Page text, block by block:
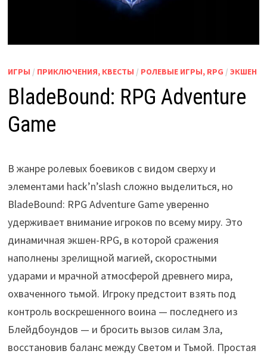
ИГРЫ / ПРИКЛЮЧЕНИЯ, КВЕСТЫ / РОЛЕВЫЕ ИГРЫ, RPG /ЭКШЕН
BladeBound: RPG Adventure
Game
В жанре ролевых боевиков с видом сверху и
элементами hack’n’slash сложно выделиться, но
BladeBound: RPG Adventure Game уверенно
удерживает внимание игроков по всему миру. Это
динамичная экшен-RPG, в которой сражения
наполнены зрелищной магией, скоростными
ударами и мрачной атмосферой древнего мира,
охваченного тьмой. Игроку предстоит взять под
контроль воскрешенного воина — последнего из
Блейдбоундов — и бросить вызов силам Зла,
восстановив баланс между Светом и Тьмой. Простая